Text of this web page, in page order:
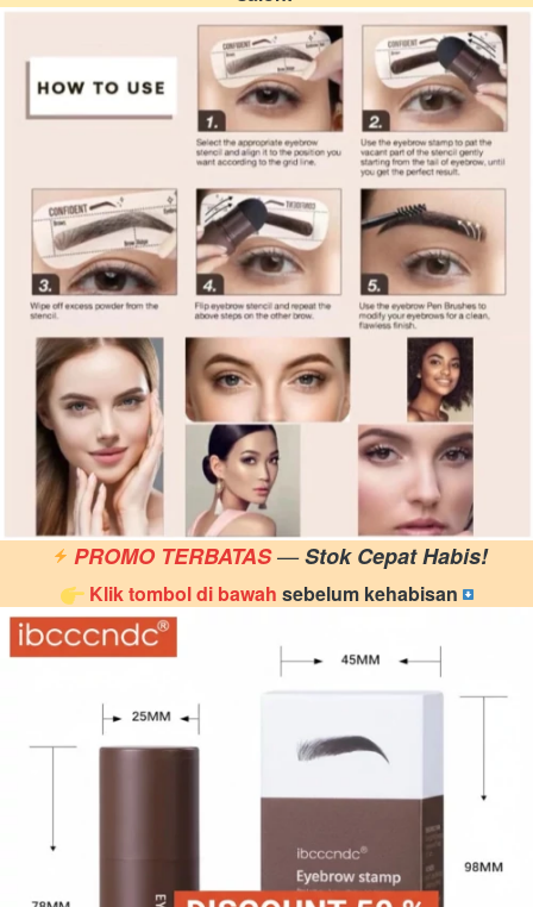
PROMO TERBATAS — Stok Cepat Habis!
Klik tombol di bawah sebelum kehabisan